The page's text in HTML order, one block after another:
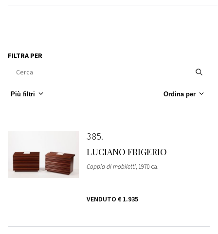
FILTRA PER
Più filtri Ordina per
385
LUCIANO FRIGERIO
Coppia di mobiletti, 1970 ca.
VENDUTO € 1.935